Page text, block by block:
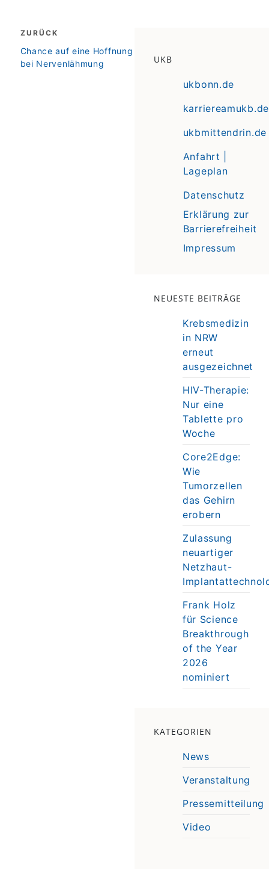
Beitragsnavigation
ZURÜCK
zurück
Chance auf eine Hoffnung
bei Nervenlähmung
UKB
ukbonn.de
karriereamukb.de
ukbmittendrin.de
Anfahrt |
Lageplan
Datenschutz
Erklärung zur
Barrierefreiheit
Impressum
NEUESTE BEITRÄGE
Krebsmedizin
in NRW
erneut
ausgezeichnet
HIV-Therapie:
Nur eine
Tablette pro
Woche
Core2Edge:
Wie
Tumorzellen
das Gehirn
erobern
Zulassung
neuartiger
Netzhaut-
Frank Holz
für Science
Breakthrough
of the Year
2026
nominiert
KATEGORIEN
News
Veranstaltung
Pressemitteilung
Video